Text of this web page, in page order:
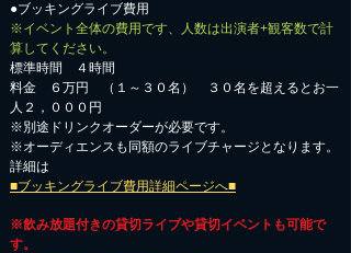
●ブッキングライブ費用
※イベント全体の費用です、人数は出演者+観客数で計
算してください。
標準時間 ４時間
料金 ６万円 （１～３０名） ３０名を超えるとお一
人２，０００円
※別途ドリンクオーダーが必要です。
※オーディエンスも同額のライブチャージとなります。
詳細は
■ブッキングライブ費用詳細ページへ■
※飲み放題付きの貸切ライブや貸切イベントも可能で
す。